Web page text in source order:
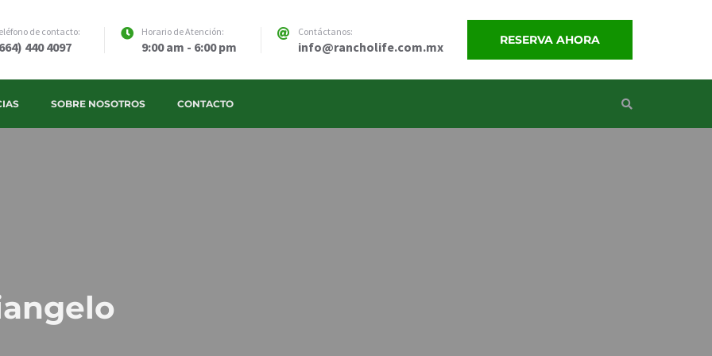
de contacto:
440 4097
Horario de Atención:
9:00 am - 6:00 pm
Contáctanos:
info@rancholife.com.mx RESERVA AHORA
SOBRE NOSOTROS CONTACTO